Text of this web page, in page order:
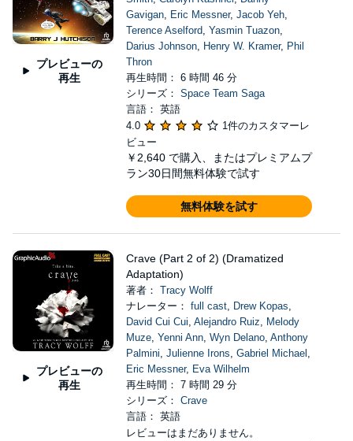
プレビューの
再生
Gavigan, Eric Messner, Jacob Yeh,
Terence Aselford, Yasmin Tuazon,
Darius Johnson, Henry W. Kramer, Phil
Thron
再生時間： 6 時間 46 分
シリーズ： Space Team Saga
言語： 英語
4.0
1件のカスタマーレ
ビュー
￥2,640 で購入、またはプレミアムプ
ラン30日間無料体験で試す
無料体験を試す
プレビューの
再生
Crave (Part 2 of 2) (Dramatized
Adaptation)
著者： Tracy Wolff
ナレーター： full cast, Drew Kopas,
David Cui Cui, Alejandro Ruiz, Melody
Muze, Yenni Ann, Wyn Delano, Anthony
Palmini, Julienne Irons, Gabriel Michael ,
Eric Messner, Eva Wilhelm
再生時間： 7 時間 29 分
シリーズ： Crave
言語： 英語
レビューはまだありません。